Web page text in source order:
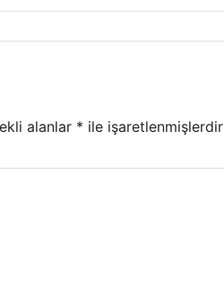
alanlar * ile işaretlenmişlerdir